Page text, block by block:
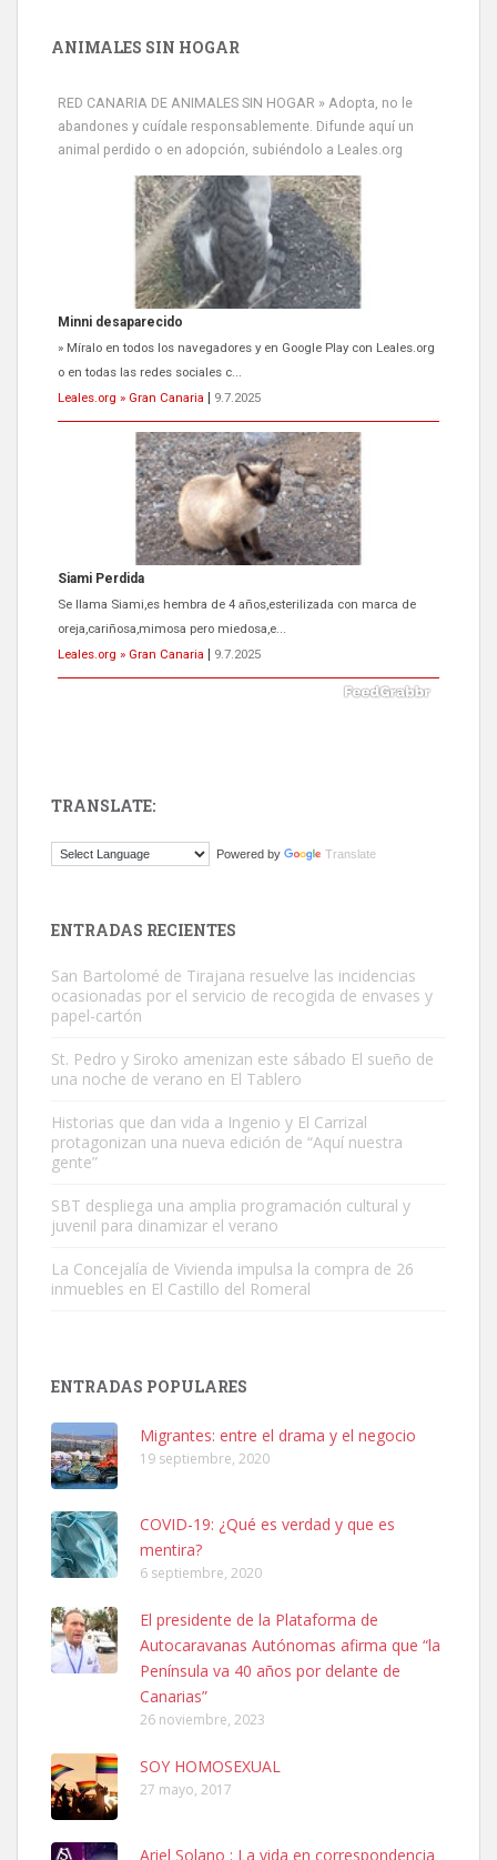
ANIMALES SIN HOGAR
RED CANARIA DE ANIMALES SIN HOGAR » Adopta, no le
abandones y cuídale responsablemente. Difunde aquí un
animal perdido o en adopción, subiéndolo a Leales.org
Leales.org » Gran Canaria
9.7.2025
Siami Perdida
Se llama Siami,es hembra de 4 años,esterilizada con marca de
oreja,cariñosa,mimosa pero miedosa,e...
Leales.org » Gran Canaria
9.7.2025
ADOPCIÓN URGENTE GATA TEROR GRAN CANARIA
El ayuntamiento se va a llevar a Los Gatos callejeros de la zona los
próximos días, ella incluida...
Leales.org » Gran Canaria
9.7.2025
Este gato macho ha aparecido en la calle hace menos de un mes,
Busco adopción responsable para mi perra. Pastor alemán,
hembra, 4 años. Por motivos personales ...
Leales.org » Gran Canaria
Leales.org » Gran Canaria
Ninfa perdida
El día 5 se los perdió una ninfa papillera, asustada tiene miedo a la
calle, se perdió por la zon...
Leales.org » Gran Canaria
6.7.2025
TRANSLATE:
Powered by Translate
ENTRADAS RECIENTES
San Bartolomé de Tirajana resuelve las incidencias
ocasionadas por el servicio de recogida de envases y
papel-cartón
St. Pedro y Siroko amenizan este sábado El sueño de
una noche de verano en El Tablero
Historias que dan vida a Ingenio y El Carrizal
protagonizan una nueva edición de “Aquí nuestra
gente”
SBT despliega una amplia programación cultural y
juvenil para dinamizar el verano
La Concejalía de Vivienda impulsa la compra de 26
inmuebles en El Castillo del Romeral
ENTRADAS POPULARES
Migrantes: entre el drama y el negocio
19 septiembre, 2020
COVID-19: ¿Qué es verdad y que es
mentira?
6 septiembre, 2020
El presidente de la Plataforma de
Autocaravanas Autónomas afirma que “la
Península va 40 años por delante de
Canarias”
26 noviembre, 2023
SOY HOMOSEXUAL
27 mayo, 2017
Ariel Solano : La vida en correspondencia